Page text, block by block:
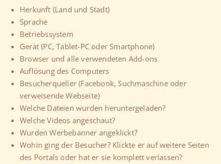
Herkunft (Land und Stadt)
Sprache
Betriebssystem
Gerät (PC, Tablet-PC oder Smartphone)
Browser und alle verwendeten Add-ons
Auflösung des Computers
Besucherqueller (Facebook, Suchmaschine oder
verweisende Webseite)
Welche Dateien wurden heruntergeladen?
Welche Videos angeschaut?
Wurden Werbebanner angeklickt?
Wohin ging der Besucher? Klickte er auf weitere Seiten
des Portals oder hat er sie komplett verlassen?